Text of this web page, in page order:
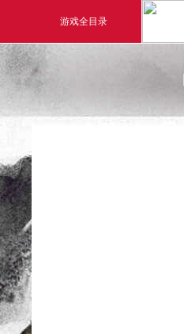
游戏全目录